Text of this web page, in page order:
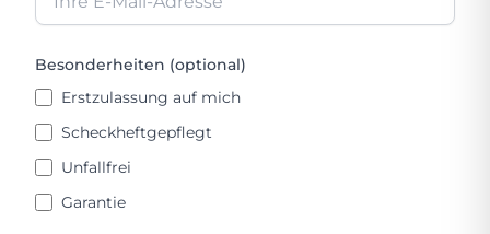
Besonderheiten (optional)
Erstzulassung auf mich
Scheckheftgepflegt
Unfallfrei
Garantie